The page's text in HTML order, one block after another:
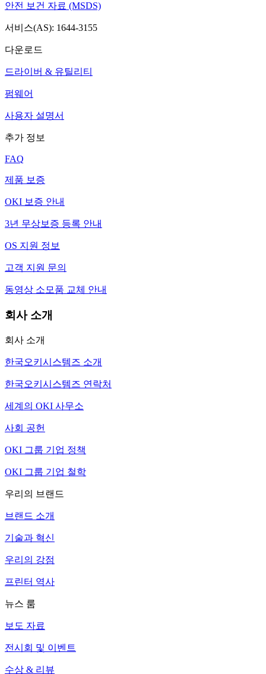
안전 보건 자료 (MSDS)
서비스(AS): 1644-3155
다운로드
드라이버 & 유틸리티
펌웨어
사용자 설명서
추가 정보
FAQ
제품 보증
OKI 보증 안내
3년 무상보증 등록 안내
OS 지원 정보
고객 지원 문의
동영상 소모품 교체 안내
회사 소개
회사 소개
한국오키시스템즈 소개
한국오키시스템즈 연락처
세계의 OKI 사무소
사회 공헌
OKI 그룹 기업 정책
OKI 그룹 기업 철학
우리의 브랜드
브랜드 소개
기술과 혁신
우리의 강점
프린터 역사
뉴스 룸
보도 자료
전시회 및 이벤트
수상 & 리뷰